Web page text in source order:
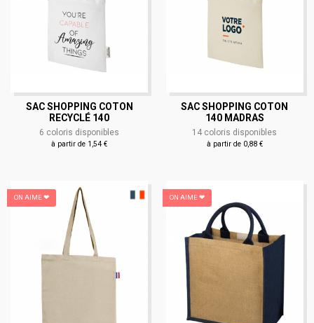
SAC SHOPPING COTON
RECYCLÉ 140
6 coloris disponibles
à partir de 1,54 €
SAC SHOPPING COTON
140 MADRAS
14 coloris disponibles
à partir de 0,88 €
ON AIME ❤ ON AIME ❤